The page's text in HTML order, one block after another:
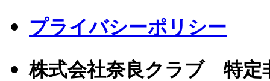
プライバシーポリシー
株式会社奈良クラブ 特定